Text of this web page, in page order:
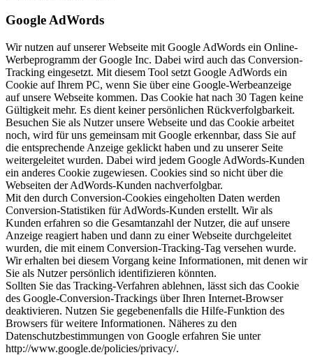
Google AdWords
Wir nutzen auf unserer Webseite mit Google AdWords ein Online-
Werbeprogramm der Google Inc. Dabei wird auch das Conversion-
Tracking eingesetzt. Mit diesem Tool setzt Google AdWords ein
Cookie auf Ihrem PC, wenn Sie über eine Google-Werbeanzeige
auf unsere Webseite kommen. Das Cookie hat nach 30 Tagen keine
Gültigkeit mehr. Es dient keiner persönlichen Rückverfolgbarkeit.
Besuchen Sie als Nutzer unsere Webseite und das Cookie arbeitet
noch, wird für uns gemeinsam mit Google erkennbar, dass Sie auf
die entsprechende Anzeige geklickt haben und zu unserer Seite
weitergeleitet wurden. Dabei wird jedem Google AdWords-Kunden
ein anderes Cookie zugewiesen. Cookies sind so nicht über die
Webseiten der AdWords-Kunden nachverfolgbar.
Mit den durch Conversion-Cookies eingeholten Daten werden
Conversion-Statistiken für AdWords-Kunden erstellt. Wir als
Kunden erfahren so die Gesamtanzahl der Nutzer, die auf unsere
Anzeige reagiert haben und dann zu einer Webseite durchgeleitet
wurden, die mit einem Conversion-Tracking-Tag versehen wurde.
Wir erhalten bei diesem Vorgang keine Informationen, mit denen wir
Sie als Nutzer persönlich identifizieren könnten.
Sollten Sie das Tracking-Verfahren ablehnen, lässt sich das Cookie
des Google-Conversion-Trackings über Ihren Internet-Browser
deaktivieren. Nutzen Sie gegebenenfalls die Hilfe-Funktion des
Browsers für weitere Informationen. Näheres zu den
Datenschutzbestimmungen von Google erfahren Sie unter
http://www.google.de/policies/privacy/.